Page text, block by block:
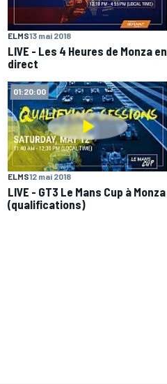
ELMS13 mai 2018
LIVE - Les 4 Heures de Monza en
direct
01:20:00
ELMS12 mai 2018
LIVE - GT3 Le Mans Cup à Monza
(qualifications)